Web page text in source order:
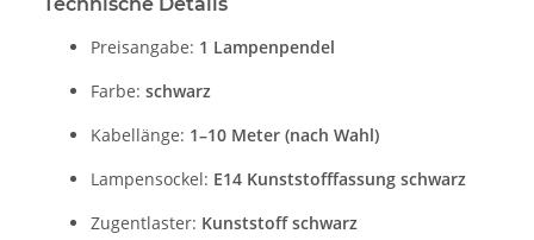
Preisangabe: 1 Lampenpendel
Farbe: schwarz
Kabellänge: 1–10 Meter (nach Wahl)
Lampensockel: E14 Kunststofffassung schwarz
Zugentlaster: Kunststoff schwarz